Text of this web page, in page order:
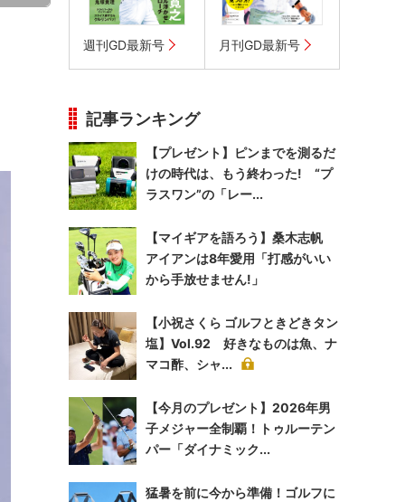
週刊GD最新号 月刊GD最新号
記事ランキング
【プレゼント】ピンまでを測るだ
けの時代は、もう終わった! “プ
ラスワン”の「レー...
【マイギアを語ろう】桑木志帆
アイアンは8年愛用「打感がいい
から手放せません!」
【小祝さくら ゴルフときどきタン
塩】Vol.92 好きなものは魚、ナ
マコ酢、シャ...
【今月のプレゼント】2026年男
子メジャー全制覇！トゥルーテン
パー「ダイナミック...
猛暑を前に今から準備！ゴルフに